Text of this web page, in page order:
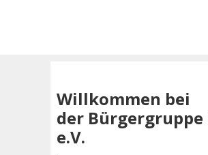
Willkommen bei
der Bürgergruppe
e.V.